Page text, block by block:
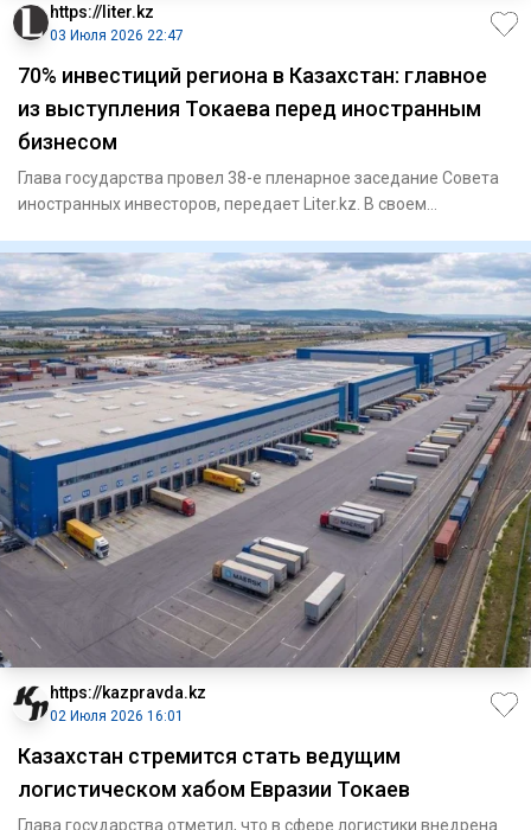
https://liter.kz
03 Июля 2026 22:47
70% инвестиций региона в Казахстан: главное
из выступления Токаева перед иностранным
бизнесом
Глава государства провел 38-е пленарное заседание Совета
иностранных инвесторов, передает Liter.kz. В своем
https://kazpravda.kz
02 Июля 2026 16:01
Казахстан стремится стать ведущим
логистическом хабом Евразии Токаев
Глава государства отметил, что в сфере логистики внедрена